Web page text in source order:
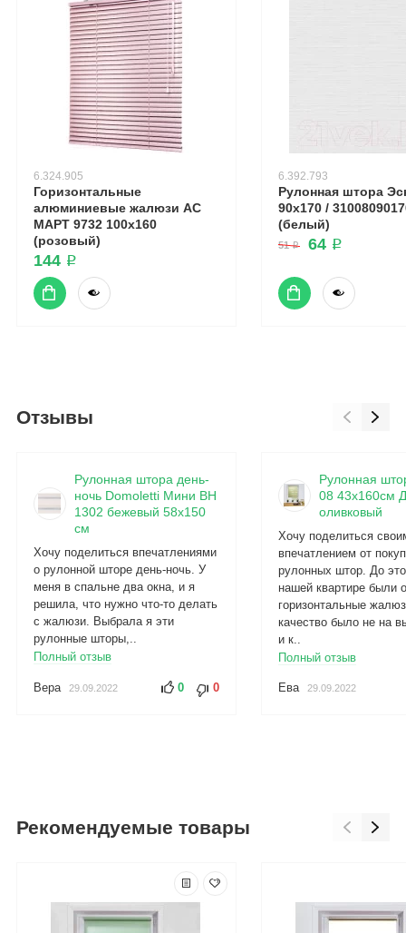
6.324.905
Горизонтальные
алюминиевые жалюзи АС
МАРТ 9732 100x160
(розовый)
144 ₽
6.392.793
Рулонная штора
90x170 /
(белый)
51 ₽ 64 ₽
Отзывы
Рулонная штора день-
ночь Domoletti Мини BH
1302 бежевый 58x150
см
Хочу поделиться впечатлениями
о рулонной шторе день-ночь. У
меня в спальне два окна, и я
решила, что нужно что-то делать
с жалюзи. Выбрала я эти
рулонные шторы,..
Полный отзыв
Вера 29.09.2022 0 0
Рулонная
08 43х160см
оливковый
Хочу поделиться
впечатлением от
рулонных штор. До
нашей квартире были
горизонтальные
качество было не на
и к..
Полный отзыв
Ева 29.09.2022
Рекомендуемые товары